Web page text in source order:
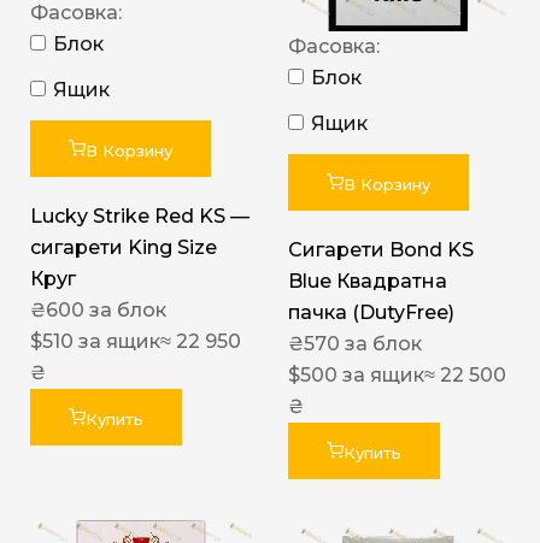
Фасовка:
Блок
Ящик
В Корзину
Lucky Strike Red KS —
сигарети King Size
Круг
₴600 за блок
$510 за ящик≈ 22 950
₴
Купить
Фасовка:
Блок
Ящик
В Корзину
Сигарети Bond KS
Blue Квадратна
пачка (DutyFree)
₴570 за блок
$500 за ящик≈ 22 500
₴
Купить